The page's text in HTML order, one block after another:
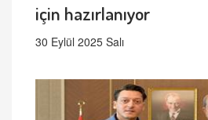
için hazırlanıyor
30 Eylül 2025 Salı